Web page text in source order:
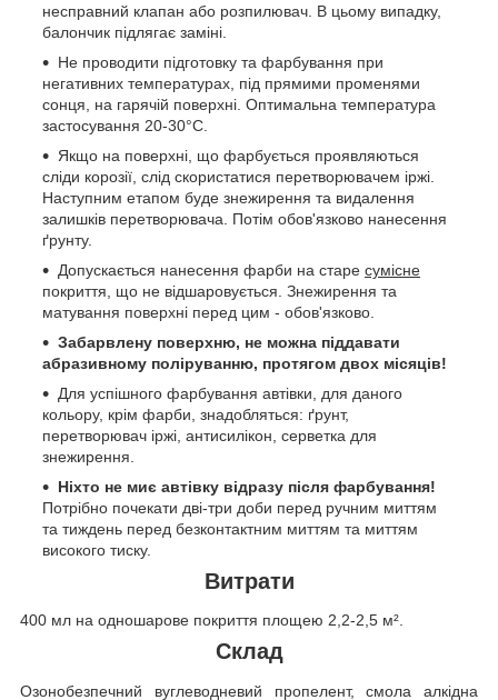
несправний клапан або розпилювач. В цьому випадку,
балончик підлягає заміні.
Не проводити підготовку та фарбування при
негативних температурах, під прямими променями
сонця, на гарячій поверхні. Оптимальна температура
застосування 20-30°C.
Якщо на поверхні, що фарбується проявляються
сліди корозії, слід скористатися перетворювачем іржі.
Наступним етапом буде знежирення та видалення
залишків перетворювача. Потім обов'язково нанесення
ґрунту.
Допускається нанесення фарби на старе сумісне
покриття, що не відшаровується. Знежирення та
матування поверхні перед цим - обов'язково.
Забарвлену поверхню, не можна піддавати
абразивному поліруванню, протягом двох місяців!
Для успішного фарбування автівки, для даного
кольору, крім фарби, знадобляться: ґрунт,
перетворювач іржі, антисилікон, серветка для
знежирення.
Ніхто не миє автівку відразу після фарбування!
Потрібно почекати дві-три доби перед ручним миттям
та тиждень перед безконтактним миттям та миттям
високого тиску.
Витрати
400 мл на одношарове покриття площею 2,2-2,5 м².
Склад
Озонобезпечний вуглеводневий пропелент, смола алкідна